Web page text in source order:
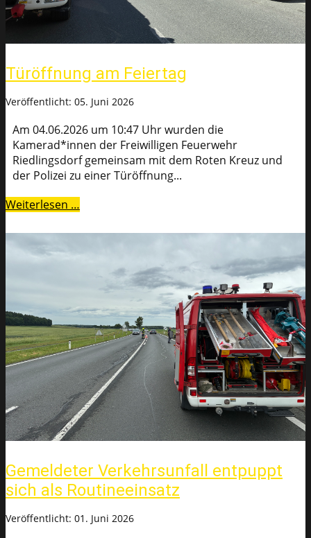
Türöffnung am Feiertag
Veröffentlicht: 05. Juni 2026
Am 04.06.2026 um 10:47 Uhr wurden die
Kamerad*innen der Freiwilligen Feuerwehr
Riedlingsdorf gemeinsam mit dem Roten Kreuz und
der Polizei zu einer Türöffnung...
Weiterlesen …
Gemeldeter Verkehrsunfall entpuppt
sich als Routineeinsatz
Veröffentlicht: 01. Juni 2026